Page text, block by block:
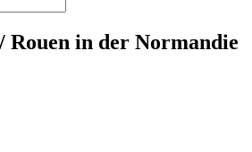
Rouen in der Normandie